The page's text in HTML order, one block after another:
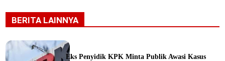
BERITA LAINNYA
Eks Penyidik KPK Minta Publik Awasi Kasus